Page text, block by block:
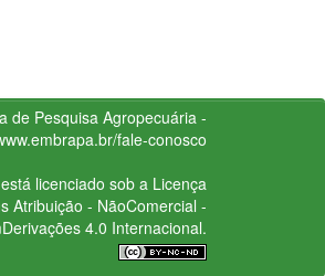
de Pesquisa Agropecuária -
fale-conosco
licenciado sob a Licença
Atribuição - NãoComercial -
4.0 Internacional.